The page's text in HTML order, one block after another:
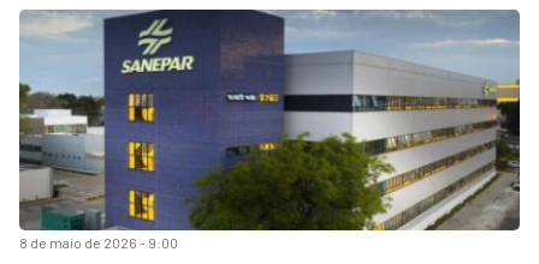
8 de maio de 2026 - 9:00